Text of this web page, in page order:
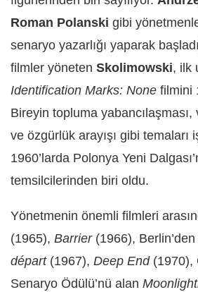
Roman Polanski gibi
senaryo yazarlığı yaparak
filmler yöneten Skolimowski, ilk
Identification Marks: None filmini
Bireyin topluma
ve özgürlük arayışı gibi temaları
1960’larda Polonya Yeni
temsilcilerinden biri oldu.
Yönetmenin önemli filmleri
(1965), Barrier(1966), Berlin’den
départ(1967), Deep End(1970),
Senaryo Ödülü’nü alan